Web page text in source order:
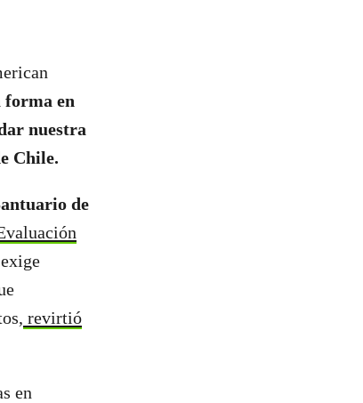
forma en
nuestra
Chile.
de
revirtió
en